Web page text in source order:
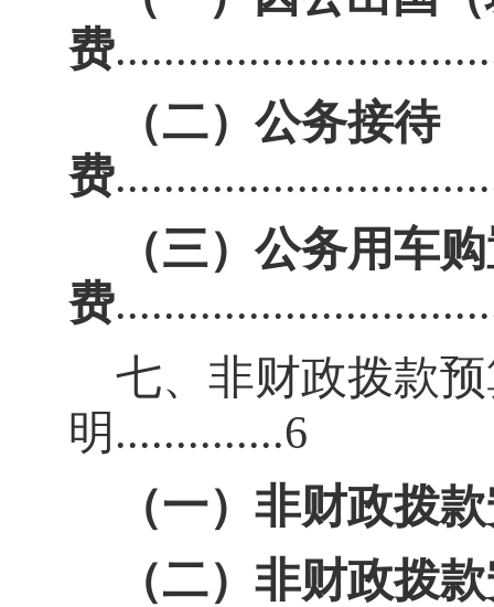
费
（二）公务接待
费
（三）公务用车
费
七、非财政拨款
明..............6
（一）非财政拨
（二）非财政拨